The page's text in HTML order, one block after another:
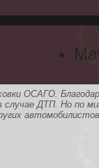
ОСАГО.
случае ДТП. Но по